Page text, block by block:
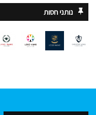
נותני חסות